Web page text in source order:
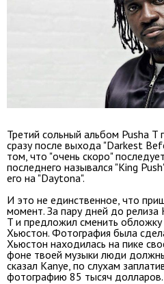
Третий сольный альбом Pusha T
сразу после выхода "Darkest
том, что "очень скоро"
последнего назывался "King
его на "Daytona".
И это не единственное, что
момент. За пару дней до релиза
T и предложил сменить
Хьюстон. Фотография была
Хьюстон находилась на пике
фоне твоей музыки люди
сказал Kanye, по слухам
фотографию 85 тысяч долларов.